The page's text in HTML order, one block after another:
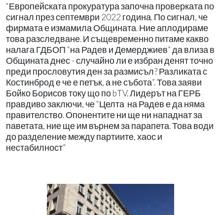
“Европейската прокуратура започна проверката по
сигнал през септември 2022 година. По сигнал, че
фирмата е измамила Общината. Ние аплодираме
това разследване. И същевременно питаме какво
налага ГДБОП “на Радев и Демерджиев” да влиза в
Общината днес - случайно ли е избран денят точно
преди прословутия ден за размисъл? Разликата с
Костинброд е че е петък, а не събота”. Това заяви
Бойко Борисов току що по bTV. Лидерът на ГЕРБ
правдиво заключи, че “Целта на Радев е да няма
правителство. Опонентите ни ще ни нападнат за
паветата, ние ще им върнем за парапета. Това води
до разделение между партиите, хаос и
нестабилност”